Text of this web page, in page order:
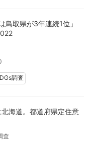
鳥取県が3年連続1位」
調査
海道。都道府県定住意
査